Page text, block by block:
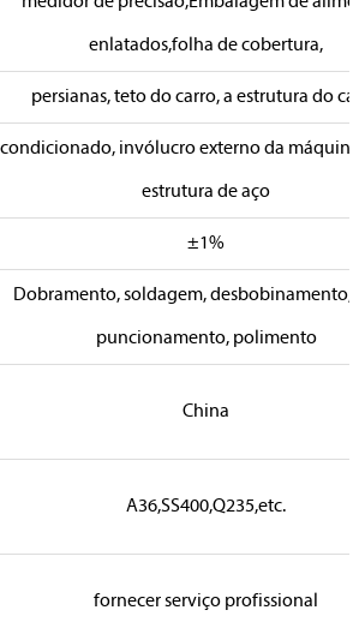
enlatados,folha de cobertura,
persianas, teto do carro, a estrutura do
invólucro externo da
estrutura de aço
±1%
Dobramento, soldagem, desbobinamento,
puncionamento, polimento
China
A36,SS400,Q235,etc.
fornecer serviço profissional